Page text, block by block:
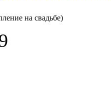
на свадьбе)